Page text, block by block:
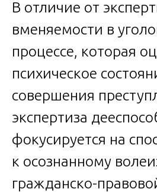
В отличие от
вменяемости в
процессе, которая
психическое
совершения
экспертиза
фокусируется на
к осознанному
гражданско-